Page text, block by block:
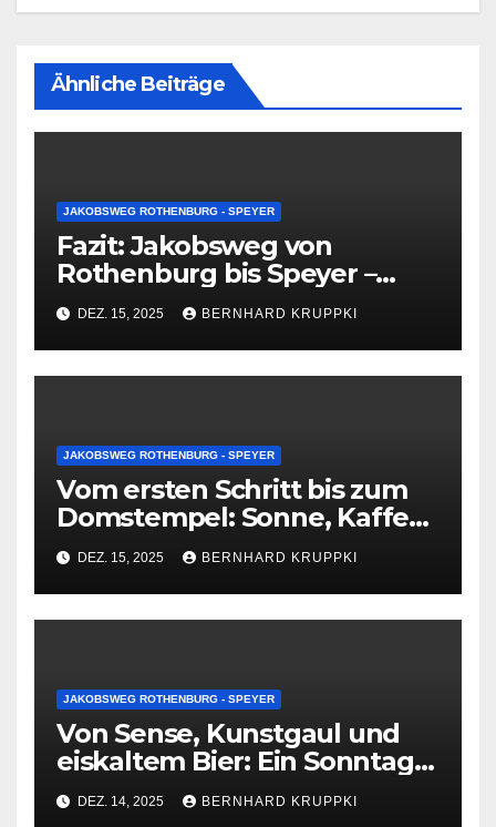
Ähnliche Beiträge
JAKOBSWEG ROTHENBURG - SPEYER
Fazit: Jakobsweg von
Rothenburg bis Speyer –
202,67 Kilometer, die bleiben
DEZ. 15, 2025 BERNHARD KRUPPKI
JAKOBSWEG ROTHENBURG - SPEYER
Vom ersten Schritt bis zum
Domstempel: Sonne, Kaffee
und ein leiser Abschied in
Speyer
DEZ. 15, 2025 BERNHARD KRUPPKI
JAKOBSWEG ROTHENBURG - SPEYER
Von Sense, Kunstgaul und
eiskaltem Bier: Ein Sonntag,
der bleibt
DEZ. 14, 2025 BERNHARD KRUPPKI